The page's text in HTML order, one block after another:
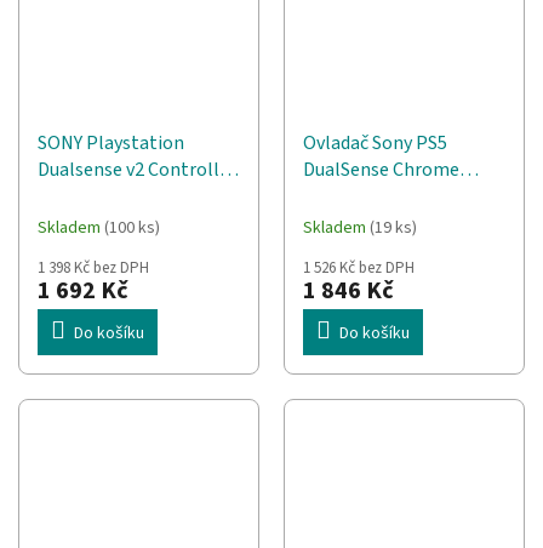
SONY Playstation
Dualsense v2 Controller
Skladem (100 ks)
1 398 Kč bez DPH
1 692 Kč
Do košíku
Ovladač Sony PS5
DualSense Chrome
Skladem (19 ks)
1 526 Kč bez DPH
1 846 Kč
Do košíku